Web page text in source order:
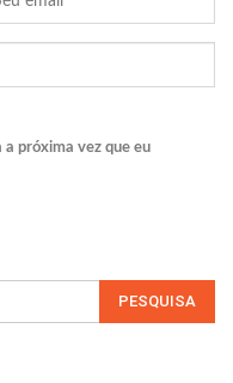
a próxima vez que eu